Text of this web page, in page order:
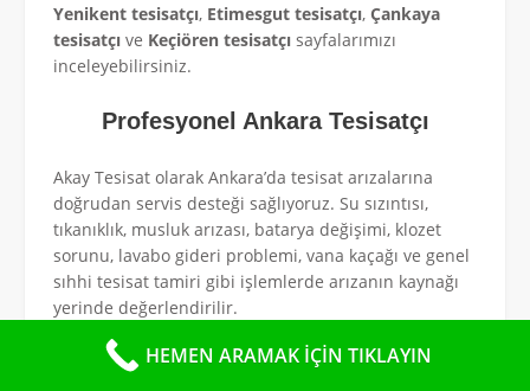
Yenikent tesisatçı, Etimesgut tesisatçı, Çankaya
tesisatçı ve Keçiören tesisatçı sayfalarımızı
inceleyebilirsiniz.
Profesyonel Ankara Tesisatçı
Akay Tesisat olarak Ankara’da tesisat arızalarına
doğrudan servis desteği sağlıyoruz. Su sızıntısı,
tıkanıklık, musluk arızası, batarya değişimi, klozet
sorunu, lavabo gideri problemi, vana kaçağı ve genel
sıhhi tesisat tamiri gibi işlemlerde arızanın kaynağı
yerinde değerlendirilir.
Tesisat sorunlarında her arıza aynı yöntemle
HEMEN ARAMAK İÇİN TIKLAYIN